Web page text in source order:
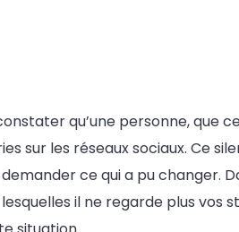
qu’une personne, que
sur les réseaux sociaux. Ce
ce qui a pu changer.
il ne regarde plus vos